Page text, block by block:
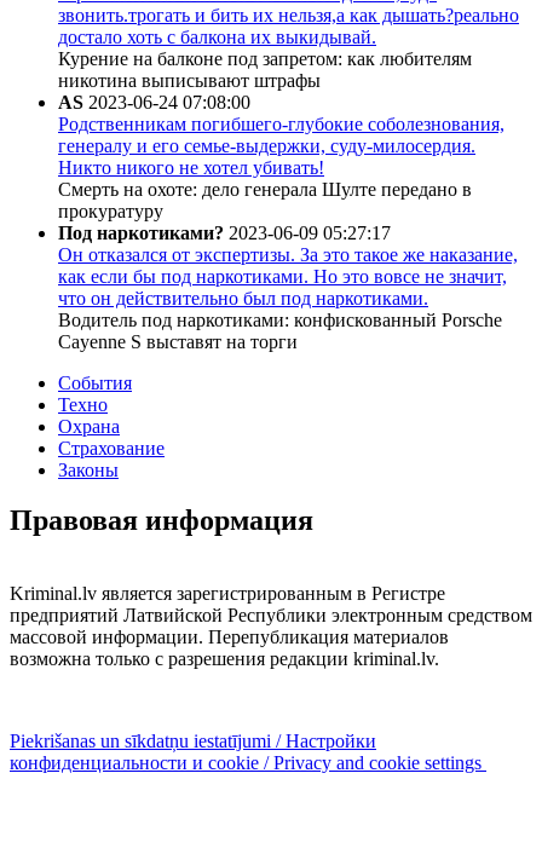
звонить.трогать и бить их нельзя,а как дышать?реально
достало хоть с балкона их выкидывай.
Курение на балконе под запретом: как любителям
никотина выписывают штрафы
AS 2023-06-24 07:08:00
Родственникам погибшего-глубокие соболезнования,
генералу и его семье-выдержки, суду-милосердия.
Никто никого не хотел убивать!
Смерть на охоте: дело генерала Шулте передано в
прокуратуру
Под наркотиками? 2023-06-09 05:27:17
Он отказался от экспертизы. За это такое же наказание,
как если бы под наркотиками. Но это вовсе не значит,
что он действительно был под наркотиками.
Водитель под наркотиками: конфискованный Porsche
Cayenne S выставят на торги
События
Техно
Охрана
Страхование
Законы
Правовая информация
Kriminal.lv является зарегистрированным в Регистре
предприятий Латвийской Республики электронным средством
массовой информации. Перепубликация материалов
возможна только с разрешения редакции kriminal.lv.
Piekrišanas un sīkdatņu iestatījumi / Настройки
конфиденциальности и cookie / Privacy and cookie settings